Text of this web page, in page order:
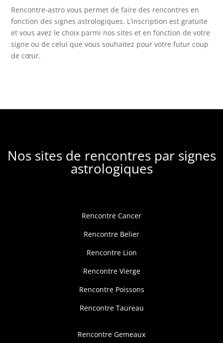
Rencontre-astro vous permet de faire des rencontres en
fonction des signes astrologiques. L’inscription est gratuite
et vous avez le choix parmi nos sites et en fonction de votre
signe ou de celui que vous souhaitez pour votre futur coup
de cœur.
Nos sites de rencontres par signes
astrologiques
Rencontre Cancer
Rencontre Belier
Rencontre Lion
Rencontre Vierge
Rencontre Poissons
Rencontre Taureau
Rencontre Gemeaux